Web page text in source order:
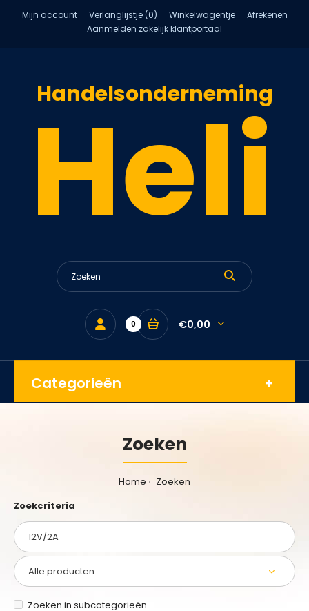
Mijn account Verlanglijstje (0) Winkelwagentje
Afrekenen
Aanmelden zakelijk klantportaal
Handelsonderneming
Heli
0 €0,00
Categorieën
Zoeken
Home
Zoeken
Zoekcriteria
Zoeken in subcategorieën